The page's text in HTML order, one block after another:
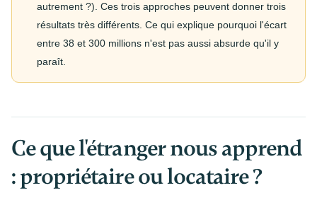
autrement ?). Ces trois approches peuvent donner trois
résultats très différents. Ce qui explique pourquoi l'écart
entre 38 et 300 millions n'est pas aussi absurde qu'il y
paraît.
Ce que l'étranger nous apprend
: propriétaire ou locataire ?